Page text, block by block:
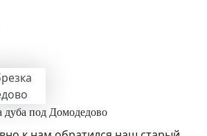
дуба под Домодедово